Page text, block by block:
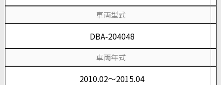
車両型式
DBA-204048
車両年式
2010.02～2015.04